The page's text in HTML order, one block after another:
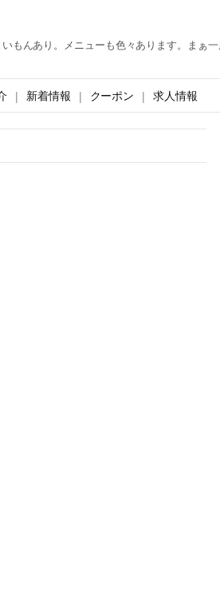
もんあり。メニューも色々あります。まぁ
新着情報 クーポン 求人情報